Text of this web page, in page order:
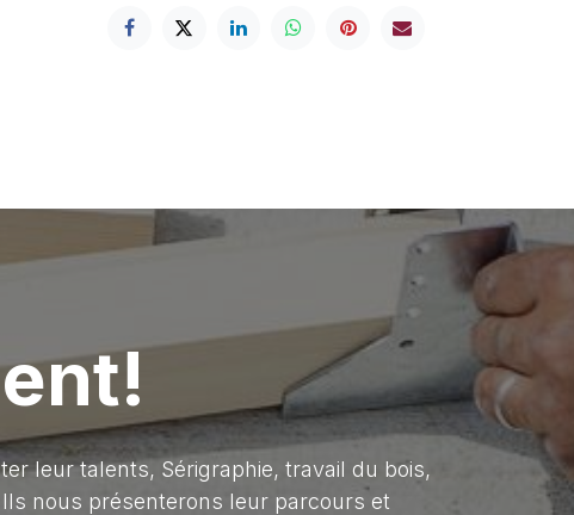
leur talents, Sérigraphie, travail du bois,
nous présenterons leur parcours et